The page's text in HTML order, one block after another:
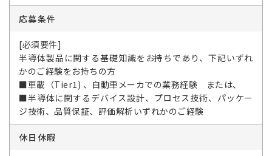
応募条件
[必須要件]
半導体製品に関する基礎知識をお持ちであり、下記いずれ
かのご経験をお持ちの方
■車載（Tier1) 、自動車メーカでの業務経験 または、
■半導体に関するデバイス設計、プロセス技術、パッケー
ジ技術、品質保証、評価解析いずれかのご経験
休日休暇